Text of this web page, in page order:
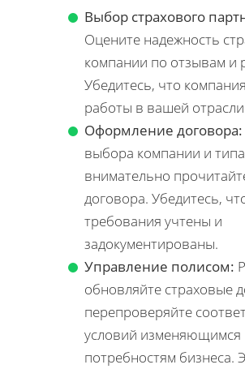
Выбор страхового
Оцените надежность
компании по отзывам и
Убедитесь, что
работы в вашей
Оформление договора:
выбора компании и
внимательно
договора. Убедитесь,
требования учтены и
задокументированы.
Управление полисом:
обновляйте страховые
перепроверяйте
условий изменяющимся
потребностям бизнеса.